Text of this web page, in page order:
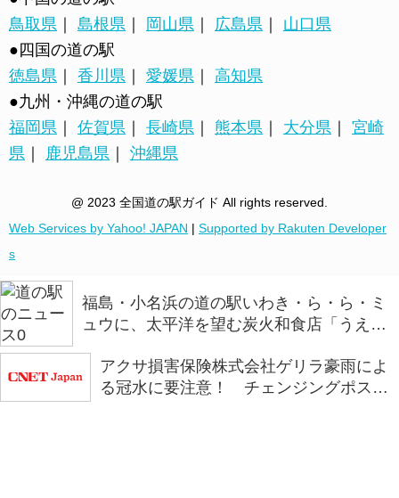
鳥取県 ｜ 島根県 ｜ 岡山県 ｜ 広島県 ｜ 山口県
●四国の道の駅
徳島県 ｜ 香川県 ｜ 愛媛県 ｜ 高知県
●九州・沖縄の道の駅
福岡県 ｜ 佐賀県 ｜ 長崎県 ｜ 熊本県 ｜ 大分県 ｜ 宮崎
県 ｜ 鹿児島県 ｜ 沖縄県
@ 2023 全国道の駅ガイド All rights reserved.
Web Services by Yahoo! JAPAN | Supported by Rakuten Developer
s
福島・小名浜の道の駅いわき・ら・ら・ミ
ュウに、太平洋を望む炭火和食店「うえの
アクサ損害保険株式会社ゲリラ豪雨によ
る冠水に要注意！ チェンジングポスタ